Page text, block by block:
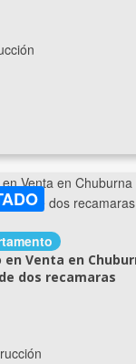
Venta en
dos recamaras